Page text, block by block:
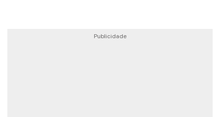
Publicidade